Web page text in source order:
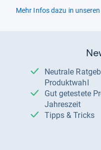
Mehr Infos dazu in unseren
Neutrale Ratgeber – hilfreich für Ihre
Produktwahl
Gut getestete Produkte – passend zur
Jahreszeit
Tipps & Tricks